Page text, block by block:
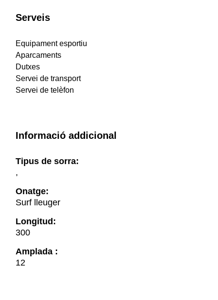
Serveis
Equipament esportiu
Aparcaments
Dutxes
Servei de transport
Servei de telèfon
Informació addicional
Tipus de sorra:
,
Onatge:
Surf lleuger
Longitud:
300
Amplada :
12